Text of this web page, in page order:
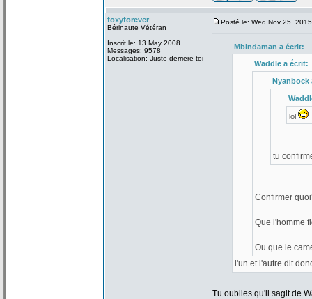
foxyforever
Bérinaute Vétéran
Inscrit le: 13 May 2008
Messages: 9578
Localisation: Juste derriere toi
Posté le: Wed Nov 25,
Mbindaman a écrit:
Waddle aécrit:
Nyanbock
lol
tu
Confirmer
Que l'homme
Ou que le
l'un et l'autre dit
Tu oublies qu'il sagit de